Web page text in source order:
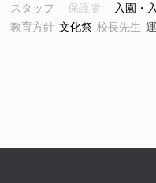
スタッフ
保護者 入園・
教育方針 文化祭 校長先生